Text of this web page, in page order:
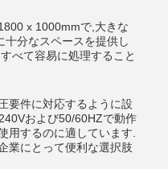
x 1000mmで,大きな
分なスペースを提供し
べて容易に処理すること
要件に対応するように設
および50/60HZで動作
用するのに適しています.
業にとって便利な選択肢